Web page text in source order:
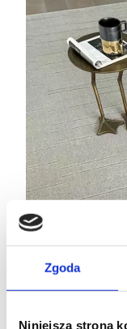
Zgoda
Niniejsza strona